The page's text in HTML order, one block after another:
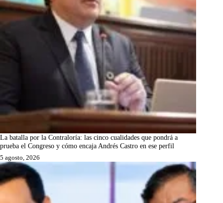
La batalla por la Contraloría: las cinco cualidades que pondrá a
prueba el Congreso y cómo encaja Andrés Castro en ese perfil
5 agosto, 2026